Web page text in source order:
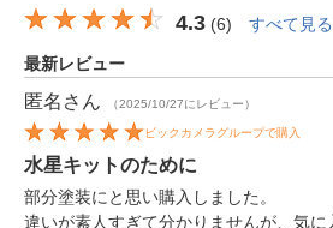
4.3 (6) すべて見る
最新レビュー
匿名 さん （2025/10/27にレビュー）
ビックカメラグループで購入
水星キットのために
部分塗装にと思い購入しました。
違いが素人すぎて分かりませんが、気に